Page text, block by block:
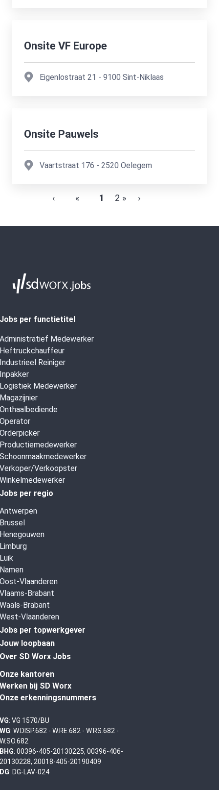
Onsite VF Europe
Eigenlostraat 21 - 9100 Sint-Niklaas
Onsite Pauwels
Vaartstraat 176 - 2520 Oelegem
«
‹ 1 2 ›
»
Jobs per functietitel
Administratief Medewerker
Heftruckchauffeur
Industrieel Reiniger
Inpakker
Logistiek Medewerker
Magazijnier
Onthaalbediende
Operator
Orderpicker
Productiemedewerker
Schoonmaakmedewerker
Verkoper/Verkoopster
Winkelmedewerker
Jobs per regio
Antwerpen
Brussel
Henegouwen
Limburg
Luik
Namen
Oost-Vlaanderen
Vlaams-Brabant
Waals-Brabant
West-Vlaanderen
Jobs per topwerkgever
Jouw loopbaan
Over SD Worx Jobs
Onze kantoren
Werken bij SD Worx
Onze erkenningsnummers
VG: VG 1570/BU
WG: W.DISP.682 - W.RE.682 - W.RS.682 -
W.SO.682
BHG: 00396-405-20130225, 00396-406-
20130228, 20018-405-20190409
DG: DG-LAV-024